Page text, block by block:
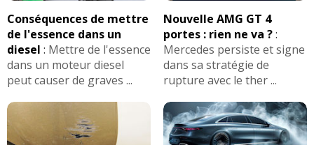
17.5/20 1.9 TDi 130 ch 301000(0 )
19/20 1.9 TDi 130 ch 240'000km / 2003(
1.9 TDi 130 ch 190000 km(0 )
Conséquences de mettre
de l'essence dans un
diesel : Mettre de l'essence
dans un moteur diesel
peut causer de graves ...
Nouvelle AMG GT 4
portes : rien ne va ?:
Mercedes persiste et signe
dans sa stratégie de
rupture avec le ther ...